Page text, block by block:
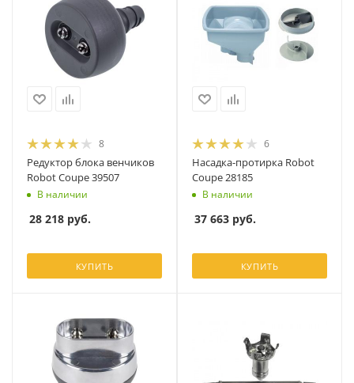
8
Редуктор блока венчиков
Robot Coupe 39507
В наличии
28 218 руб.
КУПИТЬ
6
Насадка-протирка Robot
Coupe 28185
В наличии
37 663 руб.
КУПИТЬ